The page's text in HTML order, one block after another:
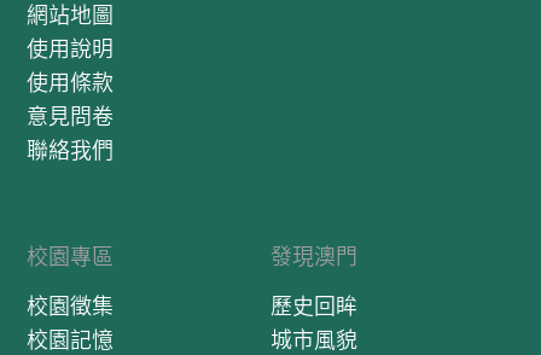
網站地圖
使用說明
使用條款
意見問卷
聯絡我們
校園專區
校園徵集
校園記憶
發現澳門
歷史回眸
城市風貌